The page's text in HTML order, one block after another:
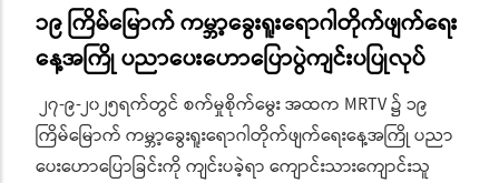
၁၉ ကြိမ်မြောက် ကမ္ဘာ့ခွေးရူးရောဂါတိုက်ဖျက်ရေး
နေ့အကြို ပညာပေးဟောပြောပွဲကျင်းပပြုလုပ်
၂၇-၉-၂၀၂၅ရက်တွင် စက်မှုစိုက်မွေး အထက MRTV ၌ ၁၉
ကြိမ်မြောက် ကမ္ဘာ့ခွေးရူးရောဂါတိုက်ဖျက်ရေးနေ့အကြို ပညာ
ပေးဟောပြောခြင်းကို ကျင်းပခဲ့ရာ ကျောင်းသားကျောင်းသူ